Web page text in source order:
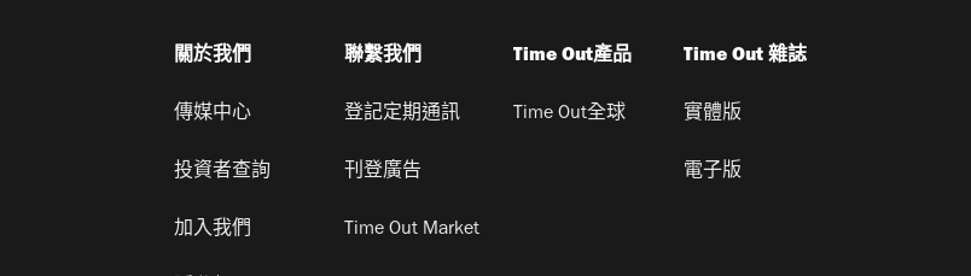
關於我們
傳媒中心
投資者查詢
加入我們
聯繫我們
登記定期通訊
刊登廣告
Time Out Market
Time Out產品
Time Out全球
Time Out 雜誌
實體版
電子版